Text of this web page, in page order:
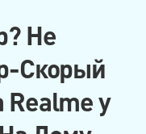
Не
Скорый
у